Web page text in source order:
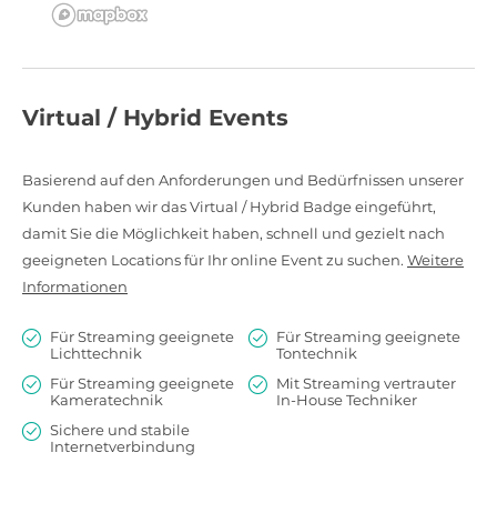
Virtual / Hybrid Events
Basierend auf den Anforderungen und Bedürfnissen unserer
Kunden haben wir das Virtual / Hybrid Badge eingeführt,
damit Sie die Möglichkeit haben, schnell und gezielt nach
geeigneten Locations für Ihr online Event zu suchen. Weitere
Informationen
Für Streaming geeignete
Lichttechnik
Für Streaming geeignete
Tontechnik
Für Streaming geeignete
Kameratechnik
Mit Streaming vertrauter
In-House Techniker
Sichere und stabile
Internetverbindung